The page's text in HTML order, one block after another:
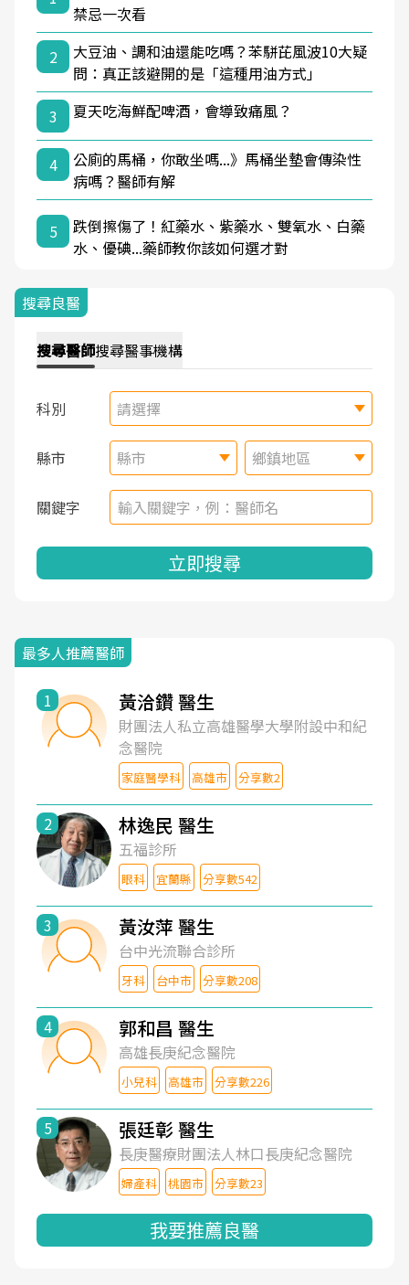
禁忌一次看
2
大豆油、調和油還能吃嗎？苯駢芘風波10大疑
問：真正該避開的是「這種用油方式」
3
夏天吃海鮮配啤酒，會導致痛風？
4
公廁的馬桶，你敢坐嗎...》馬桶坐墊會傳染性
病嗎？醫師有解
5
跌倒擦傷了！紅藥水、紫藥水、雙氧水、白藥
水、優碘...藥師教你該如何選才對
搜尋良醫
搜尋醫師搜尋醫事機構
科別 請選擇
縣市 縣市 鄉鎮地區
關鍵字
立即搜尋
最多人推薦醫師
1 黃洽鑽 醫生
財團法人私立高雄醫學大學附設中和紀
念醫院
家庭醫學科 高雄市 分享數2
2 林逸民 醫生
五福診所
眼科 宜蘭縣 分享數542
3 黃汝萍 醫生
台中光流聯合診所
牙科 台中市 分享數208
4 郭和昌 醫生
高雄長庚紀念醫院
小兒科 高雄市 分享數226
5 張廷彰 醫生
長庚醫療財團法人林口長庚紀念醫院
婦產科 桃園市 分享數23
我要推薦良醫